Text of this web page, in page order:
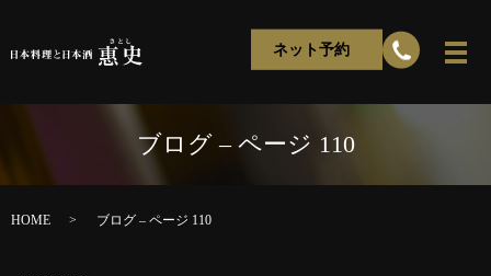
ネット予約
ブログ – ページ 110
HOME ブログ – ページ 110